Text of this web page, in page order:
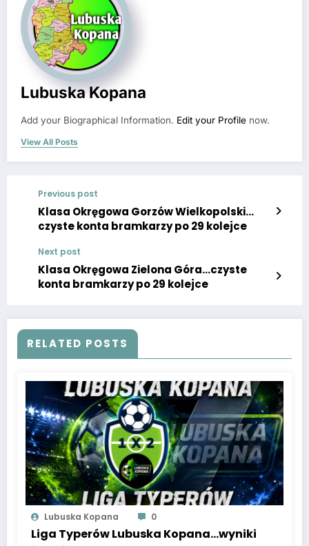
Lubuska Kopana
Add your Biographical Information. Edit your Profile now.
View All Posts
Previous post
Klasa Okręgowa Gorzów Wielkopolski…
czyste konta bramkarzy po 29 kolejce
Next post
Klasa Okręgowa Zielona Góra…czyste
konta bramkarzy po 29 kolejce
RELATED POSTS
Lubuska Kopana 0
Liga Typerów Lubuska Kopana…wyniki